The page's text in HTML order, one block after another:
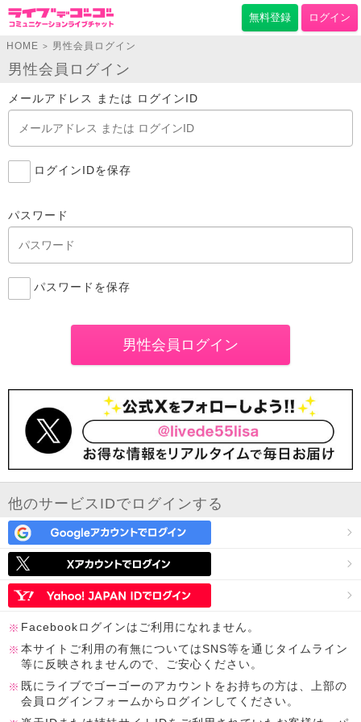
無料登録 ログイン
HOME > 男性会員ログイン
男性会員ログイン
メールアドレス または ログインID
ログインIDを保存
パスワード
パスワードを保存
他のサービスIDでログインする
Facebookログインはご利用になれません。
本サイトご利用の有無についてはSNS等を通じタイムライン
等に反映されませんので、ご安心ください。
既にライブでゴーゴーのアカウントをお持ちの方は、上部の
会員ログインフォームからログインしてください。